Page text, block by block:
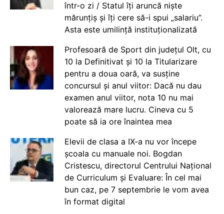
într-o zi / Statul îți aruncă niște
mărunțiș și îți cere să-i spui „salariu”.
Asta este umilință instituționalizată
Profesoară de Sport din județul Olt, cu
10 la Definitivat și 10 la Titularizare
pentru a doua oară, va susține
concursul și anul viitor: Dacă nu dau
examen anul viitor, nota 10 nu mai
valorează mare lucru. Cineva cu 5
poate să ia ore înaintea mea
Elevii de clasa a IX-a nu vor începe
școala cu manuale noi. Bogdan
Cristescu, directorul Centrului Național
de Curriculum și Evaluare: În cel mai
bun caz, pe 7 septembrie le vom avea
în format digital